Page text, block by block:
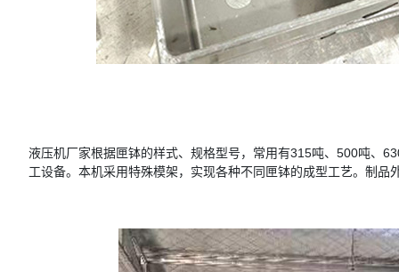
液压机厂家根据匣钵的样式、规格型号，常用有315吨、500吨、
工设备。本机采用特殊模架，实现各种不同匣钵的成型工艺。制